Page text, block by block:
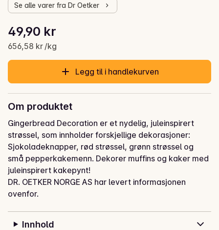
Se alle varer fra Dr Oetker
Gjeldende pris er: 49,90 kr
49,90 kr
656,58 kr /kg
Stykkpris: 656,58 kr /kg
Legg til i handlekurven
Om produktet
Gingerbread Decoration er et nydelig, juleinspirert
strøssel, som innholder forskjellige dekorasjoner:
Sjokoladeknapper, rød strøssel, grønn strøssel og
små pepperkakemenn. Dekorer muffins og kaker med
juleinspirert kakepynt!
DR. OETKER NORGE AS har levert informasjonen
ovenfor.
Innhold